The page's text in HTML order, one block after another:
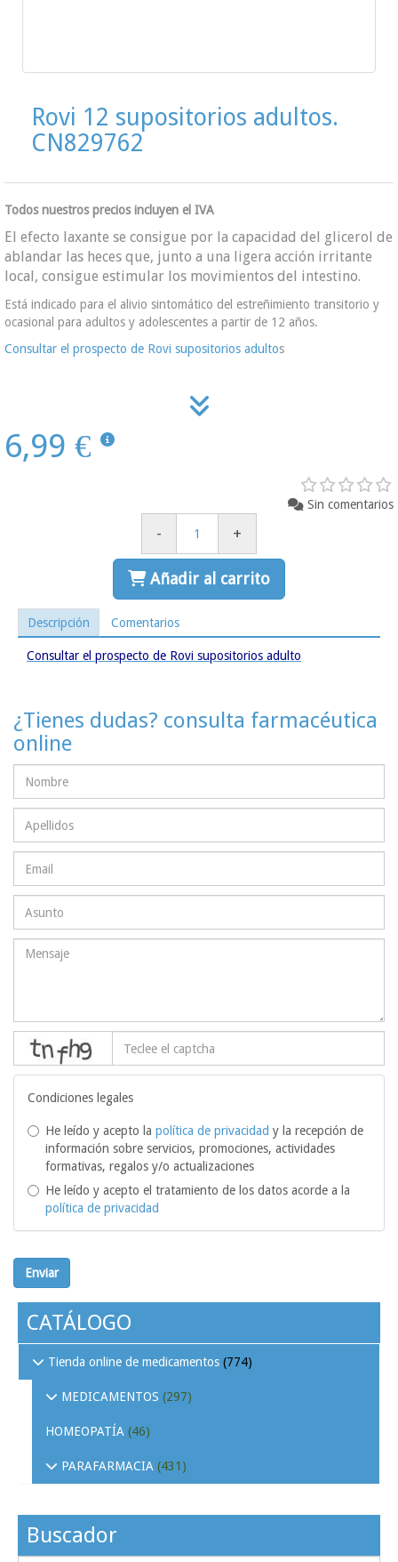
Rovi 12 supositorios adultos.
CN829762
Todos nuestros precios incluyen el IVA
El efecto laxante se consigue por la capacidad del glicerol de
ablandar las heces que, junto a una ligera acción irritante
local, consigue estimular los movimientos del intestino.
Está indicado para el alivio sintomático del estreñimiento transitorio y
ocasional para adultos y adolescentes a partir de 12 años.
Consultar el prospecto de Rovi supositorios adultos
6,99 €
Sin comentarios
- +
Añadir al carrito
Descripción Comentarios
Consultar el prospecto de Rovi supositorios adulto
¿Tienes dudas? consulta farmacéutica
online
Condiciones legales
He leído y acepto la política de privacidad y la recepción de
información sobre servicios, promociones, actividades
formativas, regalos y/o actualizaciones
He leído y acepto el tratamiento de los datos acorde a la
política de privacidad
Enviar
CATÁLOGO
Tienda online de medicamentos (774)
MEDICAMENTOS (297)
HOMEOPATÍA (46)
PARAFARMACIA (431)
Buscador